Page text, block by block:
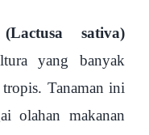
sativa)
yang banyak
Tanaman ini
olahan makanan